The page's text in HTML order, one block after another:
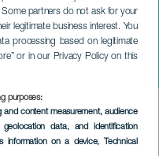
partners do not ask for your
legitimate business interest. You
processing based on legitimate
or in our Privacy Policy on this
purposes:
and content measurement, audience
data, and identification
information on a device, Technical